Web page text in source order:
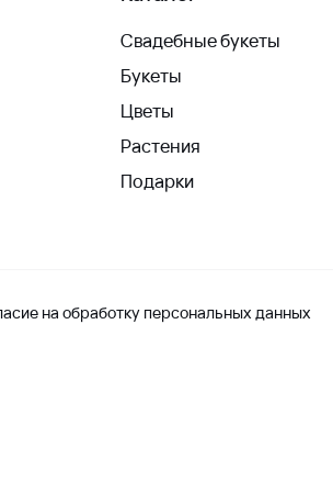
Свадебные букеты
Букеты
Цветы
Растения
Подарки
на обработку персональных данных